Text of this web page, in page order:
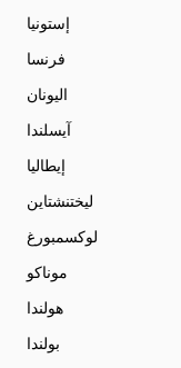
إستونيا
فرنسا
اليونان
آيسلندا
إيطاليا
ليختنشتاين
لوكسمبورغ
موناكو
هولندا
بولندا